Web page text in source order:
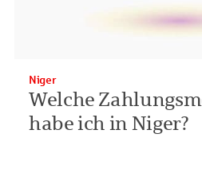
Welche
habe ich in Niger?
Niger